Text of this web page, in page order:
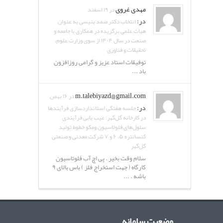
مهدی غرویدر ۱۹ اسفند
در:انتخاب دکتر صمد بنیسی به عنوان
هیات علمی برگزیده در همکاری با جامعه و
صنعت در سال ۱۴۰۴ از سوی وزارت علوم،
تحقیقات و فناوری
توفیقات استاد عزیز و گرامی روزافزون
باد ...
m.talebiyazd@gmail.comدر ۱۶ بهمن
در:جلسه هفتگی استانداردسازی فرآیندها
در کارخانه گل‌گهر: عیب یابی فرآیندی
سلول‌های فلوتاسیون ومکو خطوط تولید
کنسانتره ۵، ۶ و ۷ شرکت معدنی و صنعتی
گل‌گهر
سلام وقت بخیر . پی اچ آب فلوتاسیون
کارگاه ( جهت استخراج فلز ) باس بالای ۹
باشه . ...